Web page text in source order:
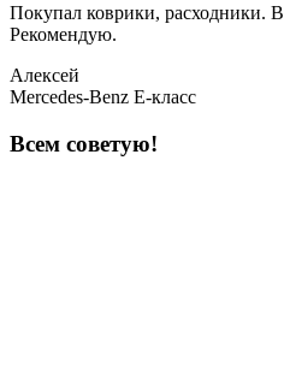
Покупал коврики, расходники.
Рекомендую.
Алексей
Mercedes-Benz E-класс
Всем советую!